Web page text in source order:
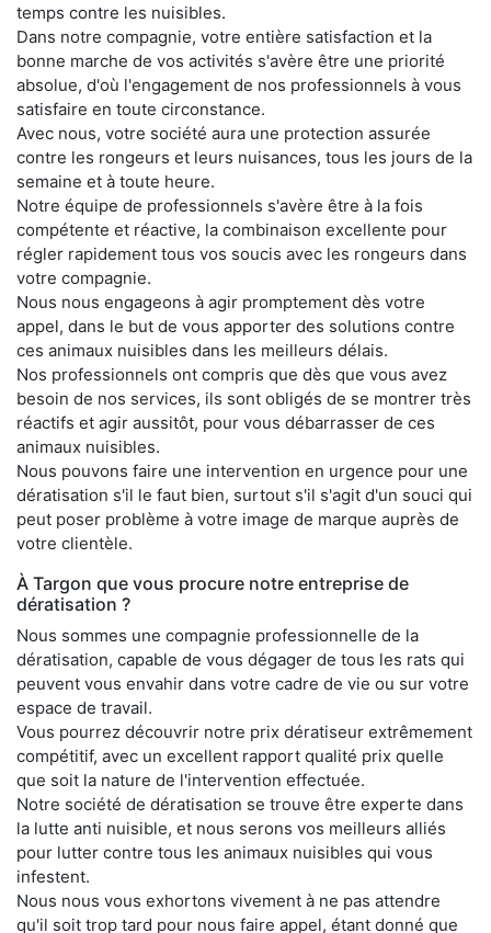
temps contre les nuisibles.
Dans notre compagnie, votre entière satisfaction et la
bonne marche de vos activités s'avère être une priorité
absolue, d'où l'engagement de nos professionnels à vous
satisfaire en toute circonstance.
Avec nous, votre société aura une protection assurée
contre les rongeurs et leurs nuisances, tous les jours de la
semaine et à toute heure.
Notre équipe de professionnels s'avère être à la fois
compétente et réactive, la combinaison excellente pour
régler rapidement tous vos soucis avec les rongeurs dans
votre compagnie.
Nous nous engageons à agir promptement dès votre
appel, dans le but de vous apporter des solutions contre
ces animaux nuisibles dans les meilleurs délais.
Nos professionnels ont compris que dès que vous avez
besoin de nos services, ils sont obligés de se montrer très
réactifs et agir aussitôt, pour vous débarrasser de ces
animaux nuisibles.
Nous pouvons faire une intervention en urgence pour une
dératisation s'il le faut bien, surtout s'il s'agit d'un souci qui
peut poser problème à votre image de marque auprès de
votre clientèle.
À Targon que vous procure notre entreprise de
dératisation ?
Nous sommes une compagnie professionnelle de la
dératisation, capable de vous dégager de tous les rats qui
peuvent vous envahir dans votre cadre de vie ou sur votre
espace de travail.
Vous pourrez découvrir notre prix dératiseur extrêmement
compétitif, avec un excellent rapport qualité prix quelle
que soit la nature de l'intervention effectuée.
Notre société de dératisation se trouve être experte dans
la lutte anti nuisible, et nous serons vos meilleurs alliés
pour lutter contre tous les animaux nuisibles qui vous
infestent.
Nous nous vous exhortons vivement à ne pas attendre
qu'il soit trop tard pour nous faire appel, étant donné que